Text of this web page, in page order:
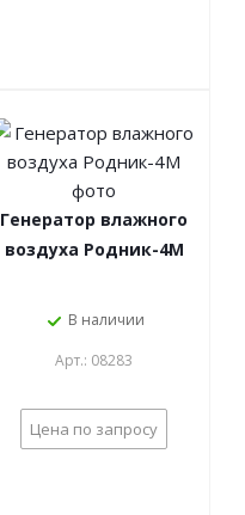
Генератор влажного
воздуха Родник-4М
В наличии
Арт.: 08283
Цена по запросу